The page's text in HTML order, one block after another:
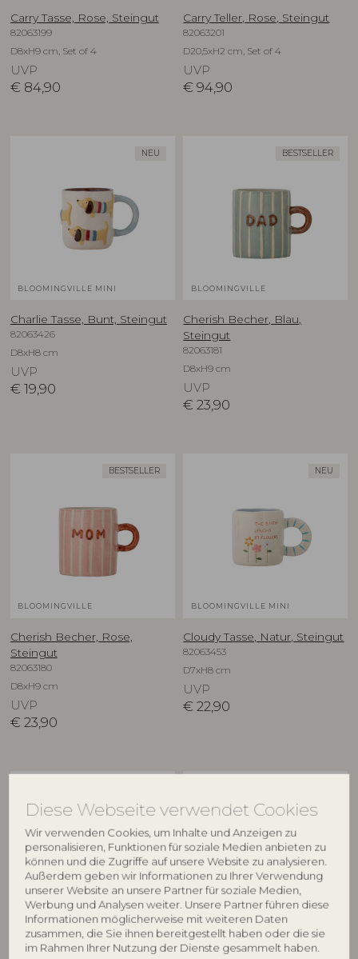
Diese Webseite verwendet Cookies
Wir verwenden Cookies, um Inhalte und Anzeigen zu
personalisieren, Funktionen für soziale Medien anbieten zu
können und die Zugriffe auf unsere Website zu analysieren.
Außerdem geben wir Informationen zu Ihrer Verwendung
unserer Website an unsere Partner für soziale Medien,
Werbung und Analysen weiter. Unsere Partner führen diese
Informationen möglicherweise mit weiteren Daten
zusammen, die Sie ihnen bereitgestellt haben oder die sie
im Rahmen Ihrer Nutzung der Dienste gesammelt haben.
Carry Tasse, Rose, Steingut
82063199
D8xH9 cm, Set of 4
UVP
€ 84,90
Carry Teller, Rose, Steingut
82063201
D20,5xH2 cm, Set of 4
UVP
€ 94,90
NEU
BLOOMINGVILLE MINI
Charlie Tasse, Bunt, Steingut
82063426
D8xH8 cm
UVP
€ 19,90
BESTSELLER
BLOOMINGVILLE
Cherish Becher, Blau,
Steingut
82063181
D8xH9 cm
UVP
€ 23,90
BESTSELLER
BLOOMINGVILLE
Cherish Becher, Rose,
Steingut
82063180
D8xH9 cm
UVP
€ 23,90
NEU
BLOOMINGVILLE MINI
Cloudy Tasse, Natur, Steingut
82063453
D7xH8 cm
UVP
€ 22,90
BLOOMINGVILLE MINI
Cloudy Tasse, Natur, Steingut
BLOOMINGVILLE MINI
Cloudy Tasse, Natur, Steingut